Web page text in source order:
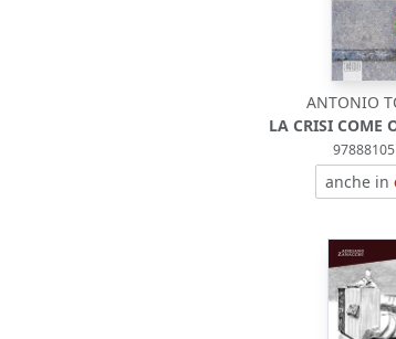
ANTONIO
LA CRISI COME
anche in